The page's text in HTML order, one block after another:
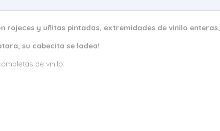
rojeces y uñitas pintadas, extremidades de vinilo enteras,
su cabecita se ladea!
de vinilo.